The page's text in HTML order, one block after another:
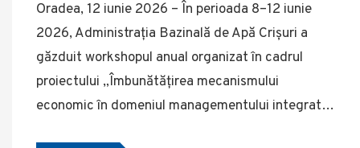
Oradea, 12 iunie 2026 – În perioada 8–12 iunie
2026, Administrația Bazinală de Apă Crișuri a
găzduit workshopul anual organizat în cadrul
proiectului „Îmbunătățirea mecanismului
economic în domeniul managementului integrat…